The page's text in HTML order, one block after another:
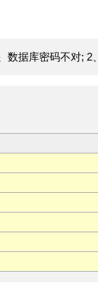
据库密码不对; 2